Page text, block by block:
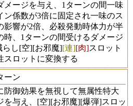
メージを与え、1ターンの間一味
ン係数が3倍に固定され一味のス
影響が2倍、必殺発動時体力が半
時、1ターンの間受けるダメージ
らし[空][お邪魔][連][肉]スロット
スロットに変換する
ーン
防御効果を無視して無属性特大
を与え、[空][お邪魔][爆弾]スロッ